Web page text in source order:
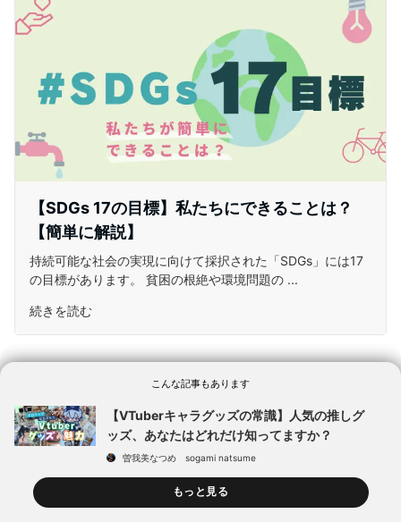
【SDGs 17の目標】私たちにできることは？
【簡単に解説】
持続可能な社会の実現に向けて採択された「SDGs」には17
の目標があります。 貧困の根絶や環境問題の ...
続きを読む
より具体的な目標を示した169のタ
こんな記事もあります
【VTuberキャラグッズの常識】人気の推しグ
ッズ、あなたはどれだけ知ってますか？
曽我美なつめ sogami natsume
もっと見る